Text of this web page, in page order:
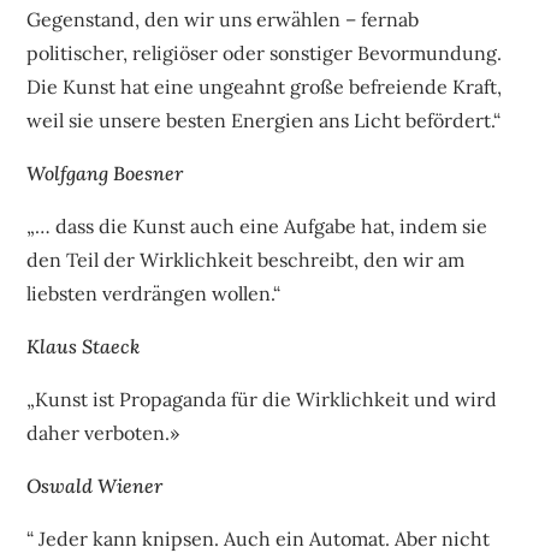
Gegenstand, den wir uns erwählen – fernab
politischer, religiöser oder sonstiger Bevormundung.
Die Kunst hat eine ungeahnt große befreiende Kraft,
weil sie unsere besten Energien ans Licht befördert.“
Wolfgang Boesner
„… dass die Kunst auch eine Aufgabe hat, indem sie
den Teil der Wirklichkeit beschreibt, den wir am
liebsten verdrängen wollen.“
Klaus Staeck
„Kunst ist Propaganda für die Wirklichkeit und wird
daher verboten.»
Oswald Wiener
“ Jeder kann knipsen. Auch ein Automat. Aber nicht